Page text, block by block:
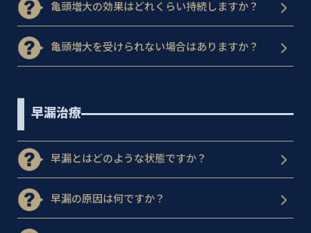
亀頭増大の効果はどれくらい持続しますか？
亀頭増大を受けられない場合はありますか？
早漏治療
早漏とはどのような状態ですか？
早漏の原因は何ですか？